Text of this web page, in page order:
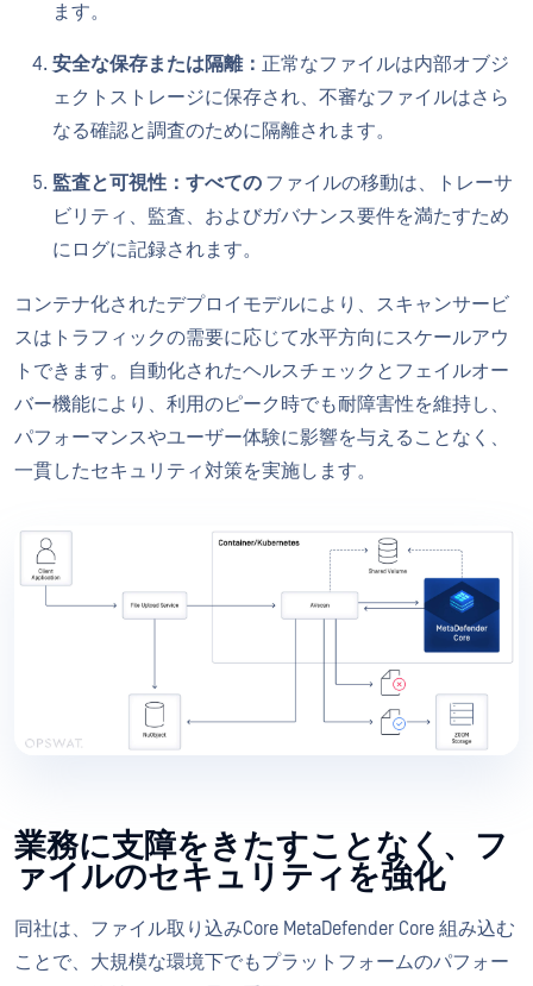
ます。
安全な保存または隔離： 正常なファイルは内部オブジ
ェクトストレージに保存され、不審なファイルはさら
なる確認と調査のために隔離されます。
監査と可視性：すべての ファイルの移動は、トレーサ
ビリティ、監査、およびガバナンス要件を満たすため
にログに記録されます。
コンテナ化されたデプロイモデルにより、スキャンサービ
スはトラフィックの需要に応じて水平方向にスケールアウ
トできます。自動化されたヘルスチェックとフェイルオー
バー機能により、利用のピーク時でも耐障害性を維持し、
パフォーマンスやユーザー体験に影響を与えることなく、
一貫したセキュリティ対策を実施します。
業務に支障をきたすことなく、フ
ァイルのセキュリティを強化
同社は、ファイル取り込みCore MetaDefender Core 組み込む
ことで、大規模な環境下でもプラットフォームのパフォー